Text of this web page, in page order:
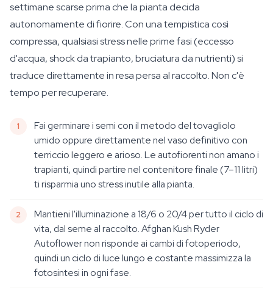
settimane scarse prima che la pianta decida
autonomamente di fiorire. Con una tempistica così
compressa, qualsiasi stress nelle prime fasi (eccesso
d'acqua, shock da trapianto, bruciatura da nutrienti) si
traduce direttamente in resa persa al raccolto. Non c'è
tempo per recuperare.
Fai germinare i semi con il metodo del tovagliolo
umido oppure direttamente nel vaso definitivo con
terriccio leggero e arioso. Le autofiorenti non amano i
trapianti, quindi partire nel contenitore finale (7–11 litri)
ti risparmia uno stress inutile alla pianta.
Mantieni l'illuminazione a 18/6 o 20/4 per tutto il ciclo di
vita, dal seme al raccolto. Afghan Kush Ryder
Autoflower non risponde ai cambi di fotoperiodo,
quindi un ciclo di luce lungo e costante massimizza la
fotosintesi in ogni fase.